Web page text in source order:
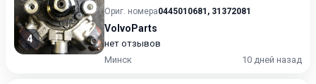
4
следы эксплуатации). Г...
Ориг. номера0445010681 , 31372081
VolvoParts
нет отзывов
Минск
10 дней назад